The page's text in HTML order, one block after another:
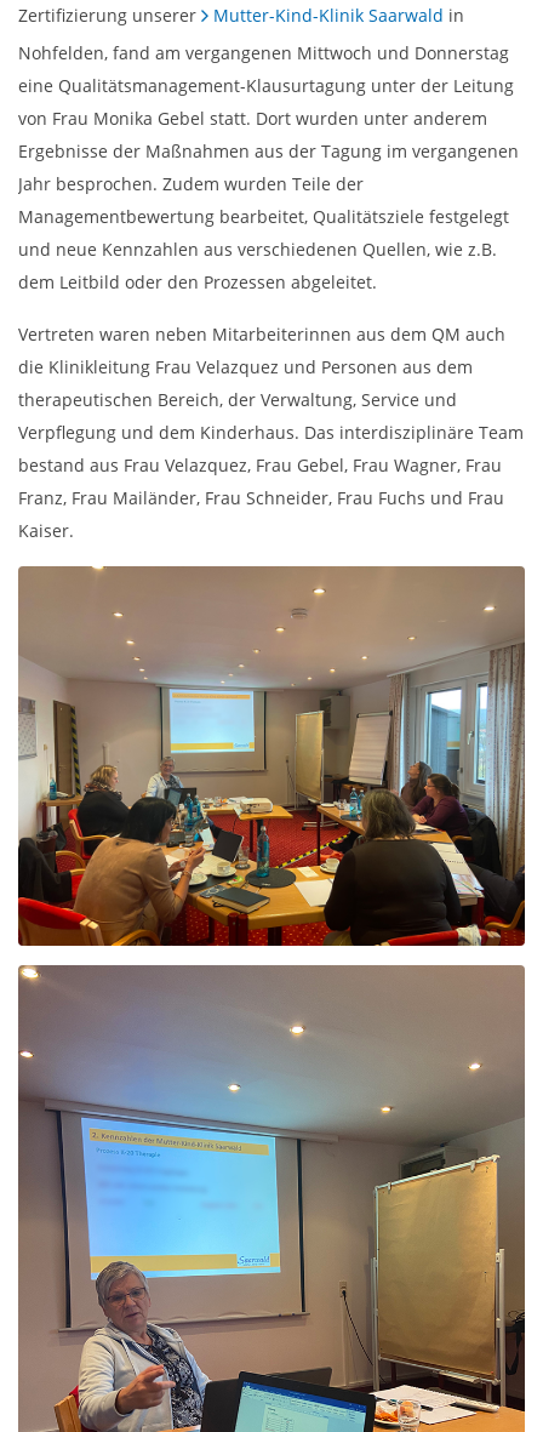
Zertifizierung unserer Mutter-Kind-Klinik Saarwald in
Nohfelden, fand am vergangenen Mittwoch und Donnerstag
eine Qualitätsmanagement-Klausurtagung unter der Leitung
von Frau Monika Gebel statt. Dort wurden unter anderem
Ergebnisse der Maßnahmen aus der Tagung im vergangenen
Jahr besprochen. Zudem wurden Teile der
Managementbewertung bearbeitet, Qualitätsziele festgelegt
und neue Kennzahlen aus verschiedenen Quellen, wie z.B.
dem Leitbild oder den Prozessen abgeleitet.
Vertreten waren neben Mitarbeiterinnen aus dem QM auch
die Klinikleitung Frau Velazquez und Personen aus dem
therapeutischen Bereich, der Verwaltung, Service und
Verpflegung und dem Kinderhaus. Das interdisziplinäre Team
bestand aus Frau Velazquez, Frau Gebel, Frau Wagner, Frau
Franz, Frau Mailänder, Frau Schneider, Frau Fuchs und Frau
Kaiser.